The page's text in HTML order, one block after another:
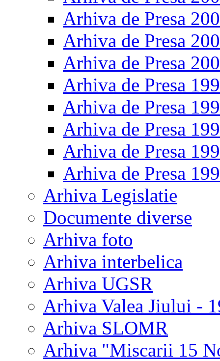
Arhiva de Presa
Arhiva de Presa
Arhiva de Presa
Arhiva de Presa
Arhiva de Presa
Arhiva de Presa
Arhiva de Presa
Arhiva de Presa
Arhiva Legislatie
Documente diverse
Arhiva foto
Arhiva interbelica
Arhiva UGSR
Arhiva Valea Jiului -
Arhiva SLOMR
Arhiva "Miscarii 15